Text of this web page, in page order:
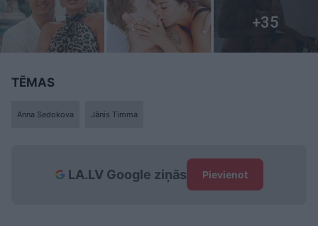
TĒMAS
Anna Sedokova Jānis Timma
LA.LV Google ziņās Pievienot